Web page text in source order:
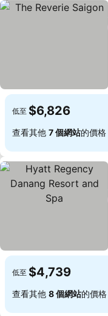
低至 $6,826
查看其他 7 個網站的價格
低至 $4,739
查看其他 8 個網站的價格